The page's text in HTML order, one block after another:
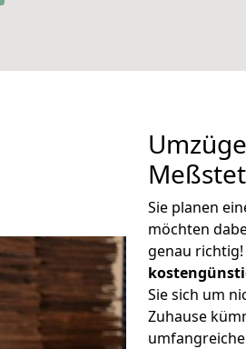
Sie planen
möchten
genau
Sie sich um
Zuhause